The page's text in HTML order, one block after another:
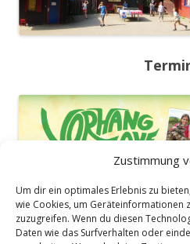
Zustimmung
Um dir ein optimales Erlebnis zu
wie Cookies, um Geräteinformationen
zuzugreifen. Wenn du diesen
Daten wie das Surfverhalten oder